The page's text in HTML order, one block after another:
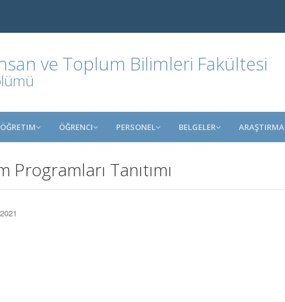
ve Toplum Bilimleri Fakültesi
ÖĞRENCI PERSONEL BELGELER ARAŞTIRMA
Programları Tanıtımı